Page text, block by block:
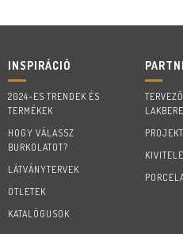
INSPIRÁCIÓ
2024-ES TRENDEK ÉS
TERMÉKEK
HOGY VÁLASSZ
BURKOLATOT?
LÁTVÁNYTERVEK
ÖTLETEK
KATALÓGUSOK